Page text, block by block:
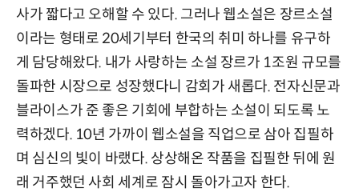
사가 짧다고 오해할 수 있다. 그러나 웹소설은 장르소설
이라는 형태로 20세기부터 한국의 취미 하나를 유구하
게 담당해왔다. 내가 사랑하는 소설 장르가 1조원 규모를
돌파한 시장으로 성장했다니 감회가 새롭다. 전자신문과
블라이스가 준 좋은 기회에 부합하는 소설이 되도록 노
력하겠다. 10년 가까이 웹소설을 직업으로 삼아 집필하
며 심신의 빛이 바랬다. 상상해온 작품을 집필한 뒤에 원
래 거주했던 사회 세계로 잠시 돌아가고자 한다.